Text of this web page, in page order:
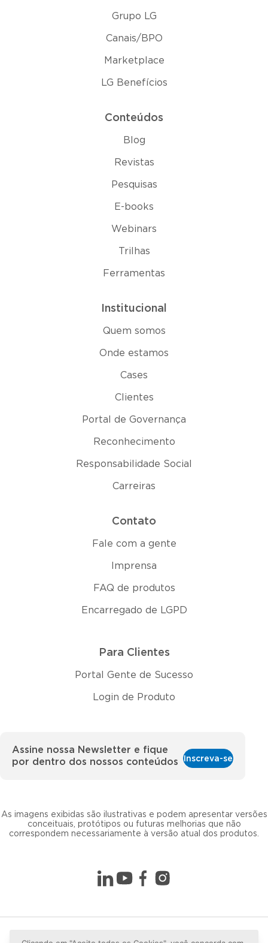
Grupo LG
Canais/BPO
Marketplace
LG Benefícios
Conteúdos
Blog
Revistas
Pesquisas
E-books
Webinars
Trilhas
Ferramentas
Institucional
Quem somos
Onde estamos
Cases
Clientes
Portal de Governança
Reconhecimento
Responsabilidade Social
Carreiras
Contato
Fale com a gente
Imprensa
FAQ de produtos
Encarregado de LGPD
Para Clientes
Portal Gente de Sucesso
Login de Produto
As imagens exibidas são ilustrativas e podem apresentar versões
conceituais, protótipos ou futuras melhorias que não
correspondem necessariamente à versão atual dos produtos.
Assine nossa Newsletter e fique
por dentro dos nossos conteúdos
Inscreva-se